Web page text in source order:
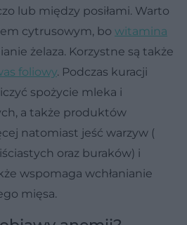
lub między posiłami. Warto
cytrusowym, bo witamina
żelaza. Korzystne są także
foliowy. Podczas kuracji
spożycie mleka i
a także produktów
natomiast jeść warzyw (
oraz buraków) i
wspomaga wchłanianie
mięsa.